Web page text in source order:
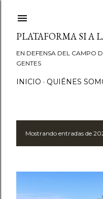
PLATAFORMA SI A
EN DEFENSA DEL CAMPO
GENTES
INICIO QUIÉNES
EMostrando entradas de